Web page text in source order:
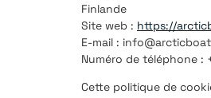
Finlande
Site web : https://
E-mail : info@
Numéro de téléphone :
Cette politique de